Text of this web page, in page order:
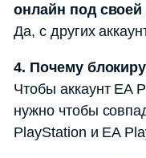
онлайн под своей
Да, с других
4. Почему
Чтобы аккаунт EA
нужно чтобы
PlayStation и EA